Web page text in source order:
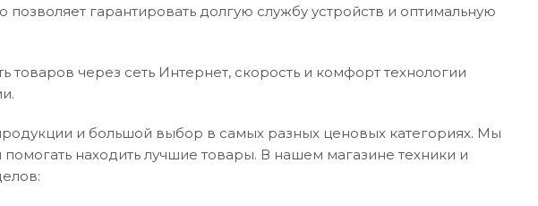
гарантировать долгую службу устройств и оптимальную
товаров через сеть Интернет, скорость и комфорт технологии
и большой выбор в самых разных ценовых категориях. Мы
находить лучшие товары. В нашем магазине техники и